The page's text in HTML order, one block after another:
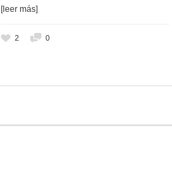
[leer más]
2 0